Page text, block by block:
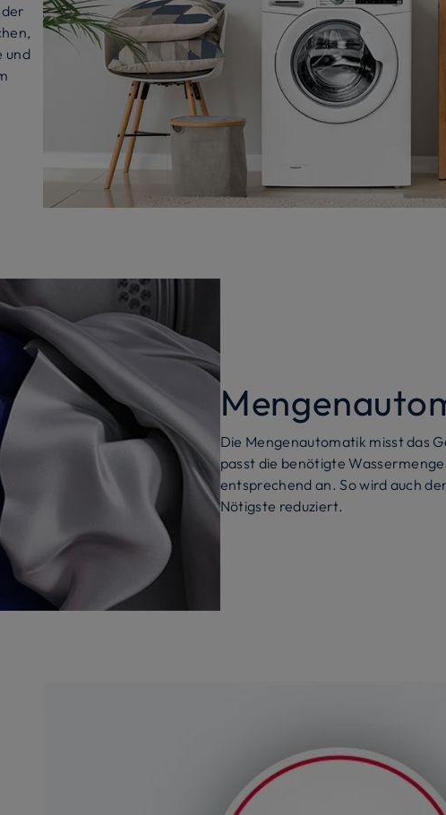
und
Die Mengenautomatik misst das
passt die benötigte
entsprechend an. So wird auch
Nötigste reduziert.